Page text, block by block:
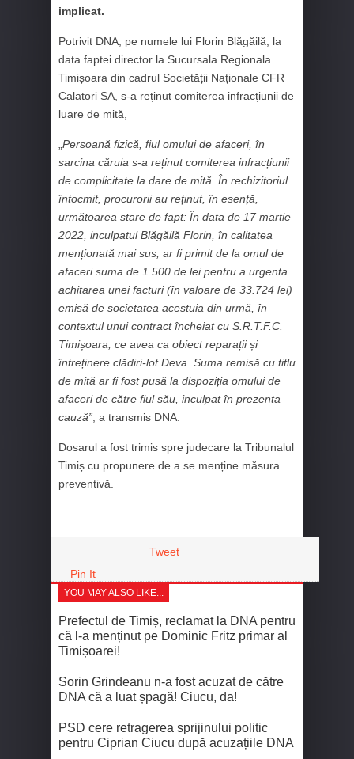
implicat.
Potrivit DNA, pe numele lui Florin Blăgăilă, la
data faptei director la Sucursala Regionala
Timișoara din cadrul Societății Naționale CFR
Calatori SA, s-a reținut comiterea infracțiunii de
luare de mită,
Persoană fizică, fiul omului de afaceri, în
sarcina căruia s-a reținut comiterea infracțiunii
de complicitate la dare de mită. În rechizitoriul
întocmit, procurorii au reținut, în esență,
următoarea stare de fapt: În data de 17 martie
2022, inculpatul Blăgăilă Florin, în calitatea
menționată mai sus, ar fi primit de la omul de
afaceri suma de 1.500 de lei pentru a urgenta
achitarea unei facturi (în valoare de 33.724 lei)
emisă de societatea acestuia din urmă, în
contextul unui contract încheiat cu S.R.T.F.C.
Timișoara, ce avea ca obiect reparații și
întreținere clădiri-lot Deva. Suma remisă cu titlu
de mită ar fi fost pusă la dispoziția omului de
afaceri de către fiul său, inculpat în prezenta
cauză” , a transmis DNA.
Dosarul a fost trimis spre judecare la Tribunalul
Timiș cu propunere de a se menține măsura
preventivă.
Tweet
Pin It
YOU MAY ALSO LIKE...
Prefectul de Timiș, reclamat la DNA pentru
că l-a menținut pe Dominic Fritz primar al
Timișoarei!
Sorin Grindeanu n-a fost acuzat de către
DNA că a luat șpagă! Ciucu, da!
PSD cere retragerea sprijinului politic
pentru Ciprian Ciucu după acuzațiile DNA